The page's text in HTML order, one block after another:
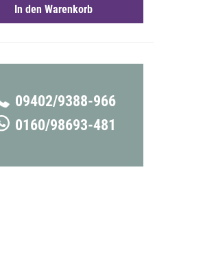
In den Warenkorb
09402/9388-966
0160/98693-481